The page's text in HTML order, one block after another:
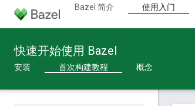
Bazel 简介 使用入门
快速开始使用 Bazel
安装 首次构建教程 概念